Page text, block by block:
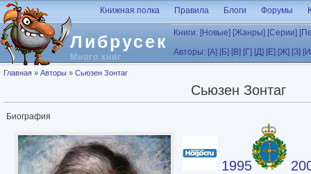
Перейти к основному содержанию
Либрусек
Много книг
Книжная полка Правила Блоги Форумы
Книги: [Новые] [Жанры] [Серии]
Авторы: [А] [Б] [В] [Г] [Д] [Е] [Ж] [З]
Вы здесь
Главная » Авторы » Сьюзен Зонтаг
Сьюзен Зонтаг
Биография
1995